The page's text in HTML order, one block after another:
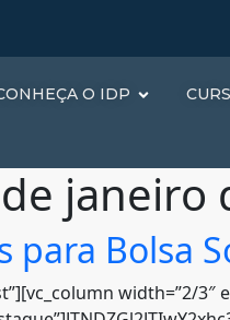
O IDP
janeiro
para Bolsa
width=”2/3″